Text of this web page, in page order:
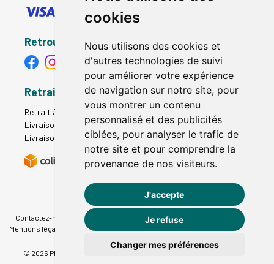
cookies
Nous utilisons des cookies et
d'autres technologies de suivi
pour améliorer votre expérience
de navigation sur notre site, pour
vous montrer un contenu
personnalisé et des publicités
ciblées, pour analyser le trafic de
notre site et pour comprendre la
provenance de nos visiteurs.
J'accepte
Je refuse
Changer mes préférences
Retrouvez-nous
Retrait - Livraison
Retrait à la pharmacie - Click & Collect
Livraison en Point Relais
Livraison à domicile
Contactez-nous Poser une question | Déclarer un effet indésirable
Mentions légales
Conditions générales - CGV Données personnelles
Préférences Cookies
© 2026 Pharmacie du Therain